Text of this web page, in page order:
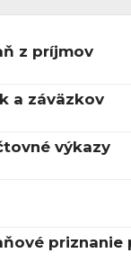
z príjmov
a záväzkov
výkazy
priznanie